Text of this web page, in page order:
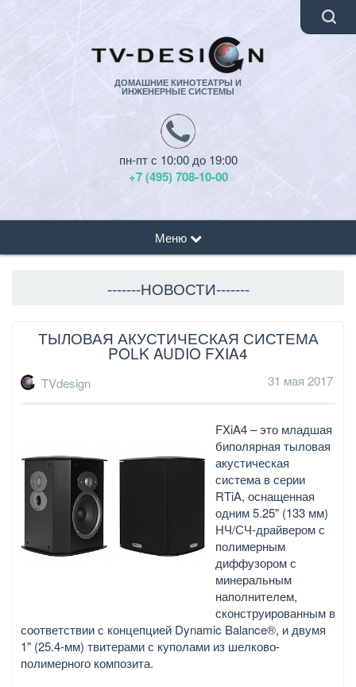
ДОМАШНИЕ КИНОТЕАТРЫ И
ИНЖЕНЕРНЫЕ СИСТЕМЫ
пн-пт с 10:00 до 19:00
+7 (495) 708-10-00
Меню
-------НОВОСТИ-------
ТЫЛОВАЯ АКУСТИЧЕСКАЯ СИСТЕМА
POLK AUDIO FXIA4
TVdesign 31 мая 2017
FXiA4 – это младшая
биполярная тыловая
акустическая
система в серии
RTiA, оснащенная
одним 5.25" (133 мм)
НЧ/СЧ-драйвером с
полимерным
диффузором с
минеральным
наполнителем,
сконструированным в
соответствии с концепцией Dynamic Balance®, и двумя
1" (25.4-мм) твитерами с куполами из шелково-
полимерного композита.